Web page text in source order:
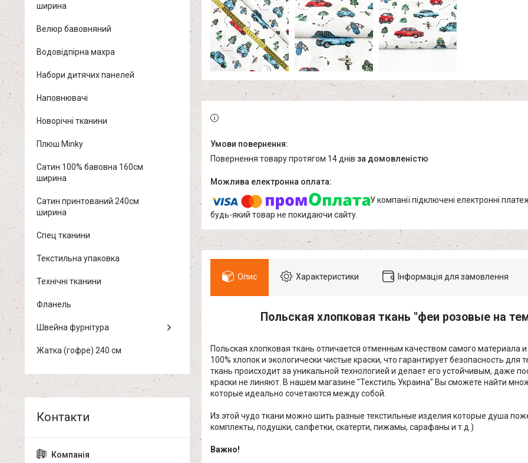
повернення товару протягом 14 днів за домовленістю
У компанії підключені електронні
будь-який товар не покидаючи сайту.
Опис Характеристики Інформація для замовлення
Польская хлопковая ткань "феи розовые на
Польская хлопковая ткань отличается отменным качеством самого материала
100% хлопок и экологически чистые краски, что гарантирует безопасность для
ткань происходит за уникальной технологией и делает его устойчивым, даже
краски не линяют. В нашем магазине "Текстиль Украина" Вы сможете найти
которые идеально сочетаются между собой.
Из этой чудо ткани можно шить разные текстильные изделия которые душа
комплекты, подушки, салфетки, скатерти, пижамы, сарафаны и т.д.)
Важно!
ширина
Велюр бавовняний
Водовідпірна махра
Набори дитячих панелей
Наповнювачі
Новорічні тканини
Плюш Minky
Сатин 100% бавовна 160см
ширина
Сатин принтований 240см
ширина
Спец тканини
Текстильна упаковка
Технічні тканини
Фланель
Швейна фурнітура
Жатка (гофре) 240 см